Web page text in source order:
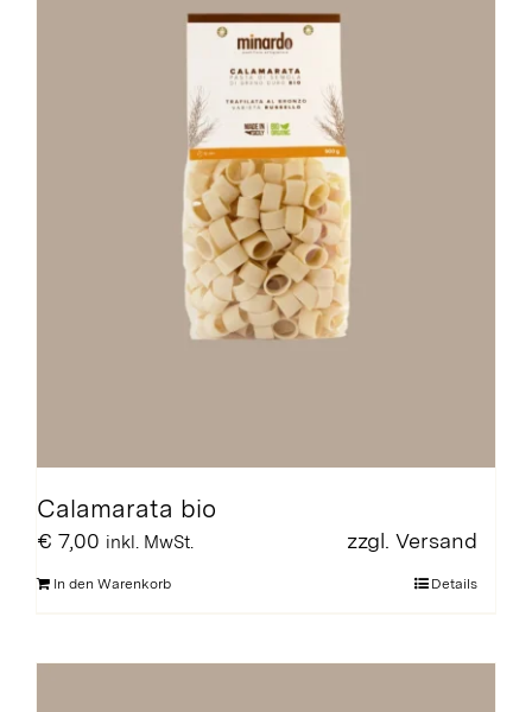
Calamarata bio
€ 7,00 inkl. MwSt. zzgl. Versand
In den Warenkorb Details